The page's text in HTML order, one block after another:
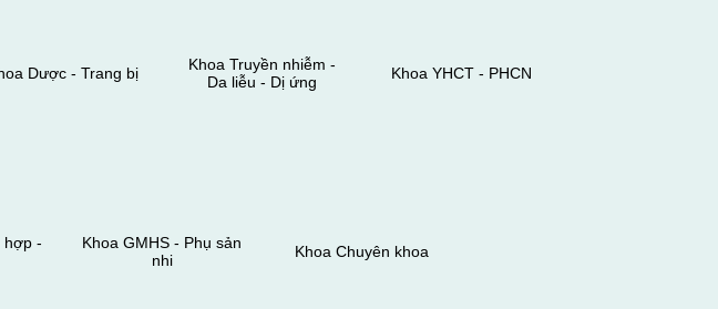
Dược - Trang bị
Khoa Truyền nhiễm -
Da liễu - Dị ứng
Khoa YHCT - PHCN
hợp -
Khoa GMHS - Phụ sản
nhi
Khoa Chuyên khoa